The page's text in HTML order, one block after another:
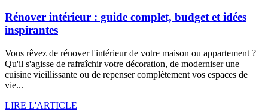
Rénover intérieur : guide complet, budget et idées
inspirantes
Vous rêvez de rénover l'intérieur de votre maison ou appartement ?
Qu'il s'agisse de rafraîchir votre décoration, de moderniser une
cuisine vieillissante ou de repenser complètement vos espaces de
vie...
LIRE L'ARTICLE